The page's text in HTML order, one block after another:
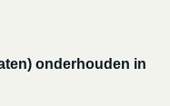
onderhouden in